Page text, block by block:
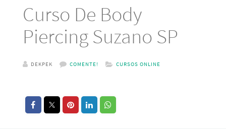
Curso De Body
Piercing Suzano SP
DEKPEK COMENTE! CURSOS ONLINE